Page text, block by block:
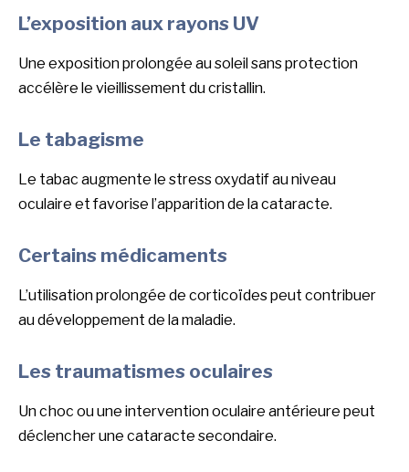
L’exposition aux rayons UV
Une exposition prolongée au soleil sans protection
accélère le vieillissement du cristallin.
Le tabagisme
Le tabac augmente le stress oxydatif au niveau
oculaire et favorise l’apparition de la cataracte.
Certains médicaments
L’utilisation prolongée de corticoïdes peut contribuer
au développement de la maladie.
Les traumatismes oculaires
Un choc ou une intervention oculaire antérieure peut
déclencher une cataracte secondaire.